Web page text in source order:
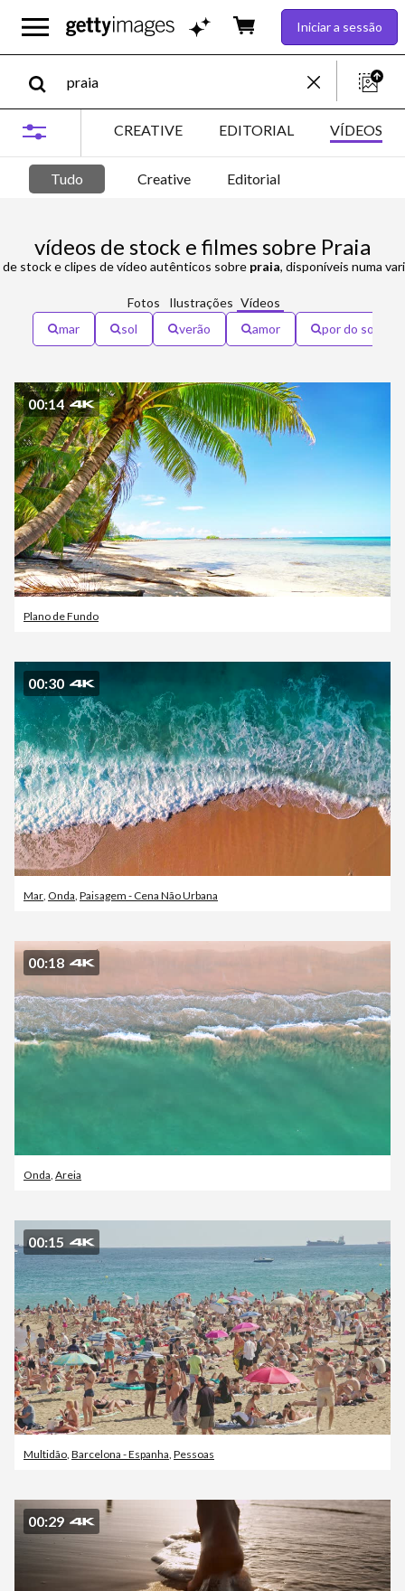
Iniciar a sessão
CREATIVE EDITORIAL VÍDEOS
Tudo Creative Editorial
vídeos de stock e filmes sobre Praia
stock e clipes de vídeo autênticos sobre praia, disponíveis numa variedade de formatos e
Fotos Ilustrações Vídeos
mar
sol verão amor por do sol
00:14
Plano de Fundo
00:30
Mar Onda Paisagem - Cena Não Urbana
00:18
Onda Areia
00:15
Multidão Barcelona - Espanha Pessoas
00:29